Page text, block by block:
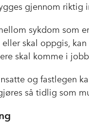
gjennom riktig
sykdom som
skal oppgis,
skal komme i
og fastlegen
så tidlig som